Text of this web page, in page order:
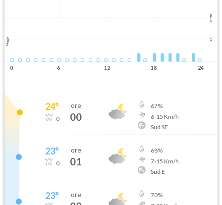
5 mm
2.5
Pioggia
0 6 12 18 24
24°
0
ore
00
67%
6-15 Km/h
Sud SE
23°
0
ore
01
68%
7-15 Km/h
Sud E
23° ore 70%